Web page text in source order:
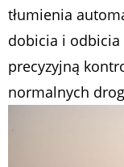
tłumienia
dobicia i odbicia
precyzyjną
normalnych